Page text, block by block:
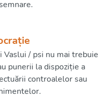
/ psi nu mai trebuie
punerii la dispoziție a
controalelor sau